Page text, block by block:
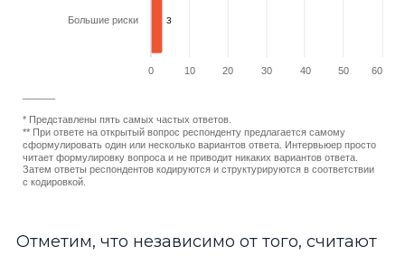
* Представлены пять самых частых ответов.
** При ответе на открытый вопрос респонденту предлагается самому
сформулировать один или несколько вариантов ответа. Интервьюер просто
читает формулировку вопроса и не приводит никаких вариантов ответа.
Затем ответы респондентов кодируются и структурируются в соответствии
с кодировкой.
3
3
Большие риски
0 10 20 30 40 50 60
Отметим, что независимо от того, считают